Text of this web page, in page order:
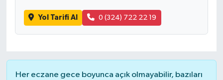
Yol Tarifi Al 0 (324) 722 22 19
Her eczane gece boyunca açık olmayabilir, bazıları